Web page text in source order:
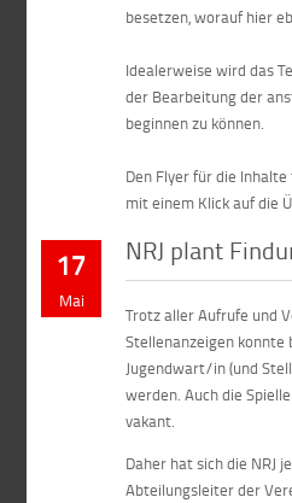
besetzen, worauf hier
Idealerweise wird das
der Bearbeitung der
beginnen zu können.
Den Flyer für die
mit einem Klick auf die
17
Mai
NRJ plant
Trotz aller Aufrufe und
Stellenanzeigen konnte
Jugendwart/in (und
werden. Auch die
vakant.
Daher hat sich die NRJ
Abteilungsleiter der